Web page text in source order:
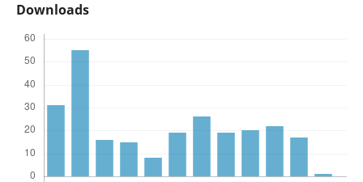
Downloads